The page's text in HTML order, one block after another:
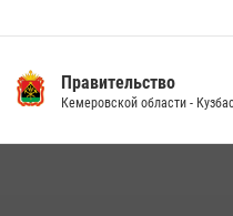
14 июля 2026, 08:52 1
Правительство
Кемеровской области -